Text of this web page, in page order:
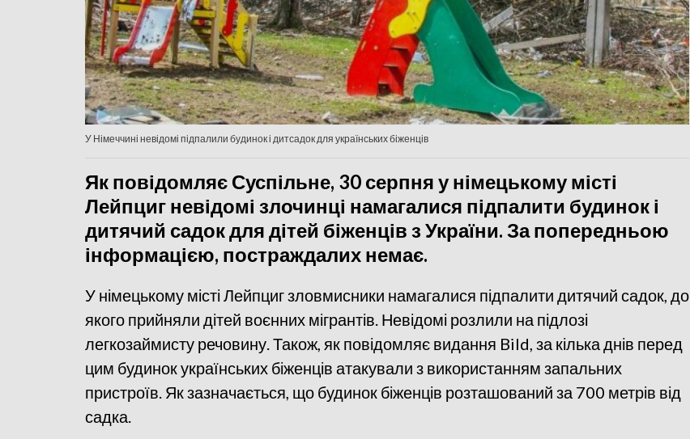
У Німеччині невідомі підпалили будинок і дитсадок для українських біженців
Як повідомляє Суспільне, 30 серпня у німецькому місті
Лейпциг невідомі злочинці намагалися підпалити будинок і
дитячий садок для дітей біженців з України. За попередньою
інформацією, постраждалих немає.
У німецькому місті Лейпциг зловмисники намагалися підпалити дитячий садок, до
якого прийняли дітей воєнних мігрантів. Невідомі розлили на підлозі
легкозаймисту речовину. Також, як повідомляє видання Bild, за кілька днів перед
цим будинок українських біженців атакували з використанням запальних
пристроїв. Як зазначається, що будинок біженців розташований за 700 метрів від
садка.